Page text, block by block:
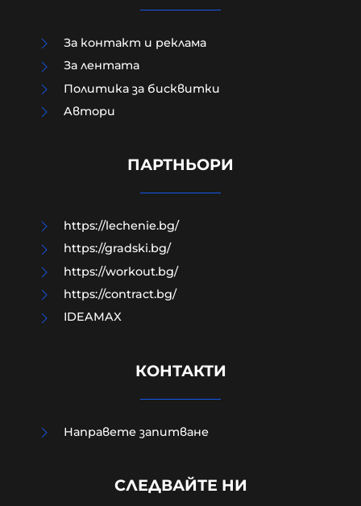
ПРЕД НАС СА БЛЕСНАЛИ ЖИТАТА
центъра на Лондон, задържана е
За контакт и реклама
За лентата
Политика за бисквитки
Aвтори
ПАРТНЬОРИ
https://lechenie.bg/
https://gradski.bg/
https://workout.bg/
https://contract.bg/
IDEAMAX
КОНТАКТИ
Направете запитване
СЛЕДВАЙТЕ НИ